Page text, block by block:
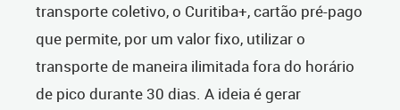
transporte coletivo, o Curitiba+, cartão pré-pago
que permite, por um valor fixo, utilizar o
transporte de maneira ilimitada fora do horário
de pico durante 30 dias. A ideia é gerar